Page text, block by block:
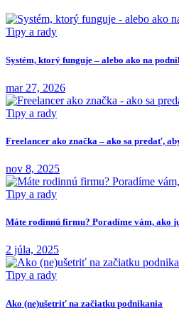
Tipy a rady
Systém, ktorý funguje – alebo ako na
mar 27, 2026
Tipy a rady
Freelancer ako značka – ako sa predať,
nov 8, 2025
Tipy a rady
Máte rodinnú firmu? Poradíme vám, ako
2 júla, 2025
Tipy a rady
Ako (ne)ušetriť na začiatku podnikania